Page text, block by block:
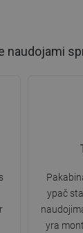
naudojami
ypač
yra